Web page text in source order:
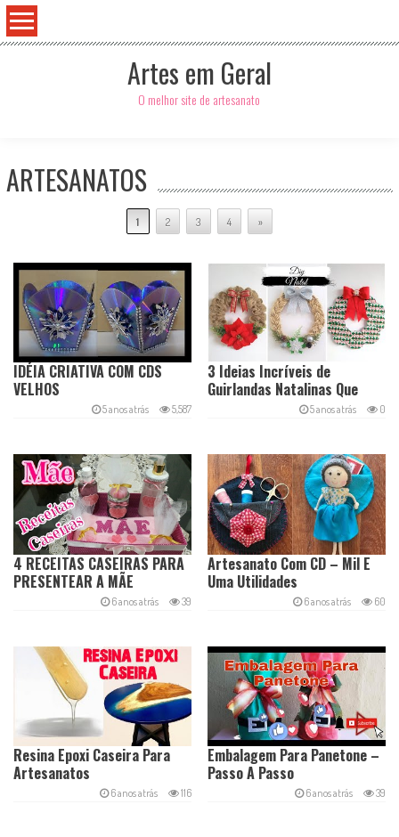
Artes em Geral
O melhor site de artesanato
ARTESANATOS
1 2 3 4 »
3 Ideias Incríveis de
Guirlandas Natalinas Que
Você Precisa Fazer5 anos atrás 0
IDÉIA CRIATIVA COM CDS
VELHOS
5 anos atrás 5,587
Artesanato Com CD – Mil E
Uma Utilidades
6 anos atrás 60
4 RECEITAS CASEIRAS PARA
PRESENTEAR A MÃE
6 anos atrás 39
Embalagem Para Panetone –
Passo A Passo
6 anos atrás 39
Resina Epoxi Caseira Para
Artesanatos
6 anos atrás 116